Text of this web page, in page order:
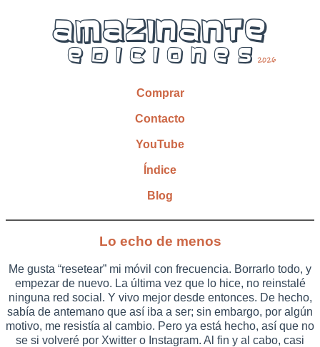
Comprar
Contacto
YouTube
Índice
Blog
Lo echo de menos
Me gusta “resetear” mi móvil con frecuencia. Borrarlo todo, y
empezar de nuevo. La última vez que lo hice, no reinstalé
ninguna red social. Y vivo mejor desde entonces. De hecho,
sabía de antemano que así iba a ser; sin embargo, por algún
motivo, me resistía al cambio. Pero ya está hecho, así que no
se si volveré por Xwitter o Instagram. Al fin y al cabo, casi